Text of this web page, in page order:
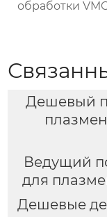
обработки
Дешевый
Ведущий
для
Дешевые